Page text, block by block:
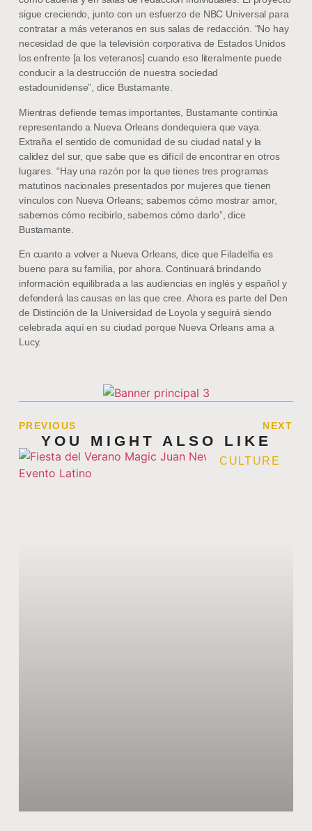
sigue creciendo, junto con un esfuerzo de NBC Universal para
contratar a más veteranos en sus salas de redacción. “No hay
necesidad de que la televisión corporativa de Estados Unidos
los enfrente [a los veteranos] cuando eso literalmente puede
conducir a la destrucción de nuestra sociedad
estadounidense”, dice Bustamante.
Mientras defiende temas importantes, Bustamante continúa
representando a Nueva Orleans dondequiera que vaya.
Extraña el sentido de comunidad de su ciudad natal y la
calidez del sur, que sabe que es difícil de encontrar en otros
lugares. “Hay una razón por la que tienes tres programas
matutinos nacionales presentados por mujeres que tienen
vínculos con Nueva Orleans; sabemos cómo mostrar amor,
sabemos cómo recibirlo, sabemos cómo darlo”, dice
Bustamante.
En cuanto a volver a Nueva Orleans, dice que Filadelfia es
bueno para su familia, por ahora. Continuará brindando
información equilibrada a las audiencias en inglés y español y
defenderá las causas en las que cree. Ahora es parte del Den
de Distinción de la Universidad de Loyola y seguirá siendo
celebrada aquí en su ciudad porque Nueva Orleans ama a
Lucy.
PREVIOUS NEXT
YOU MIGHT ALSO LIKE
CULTURE